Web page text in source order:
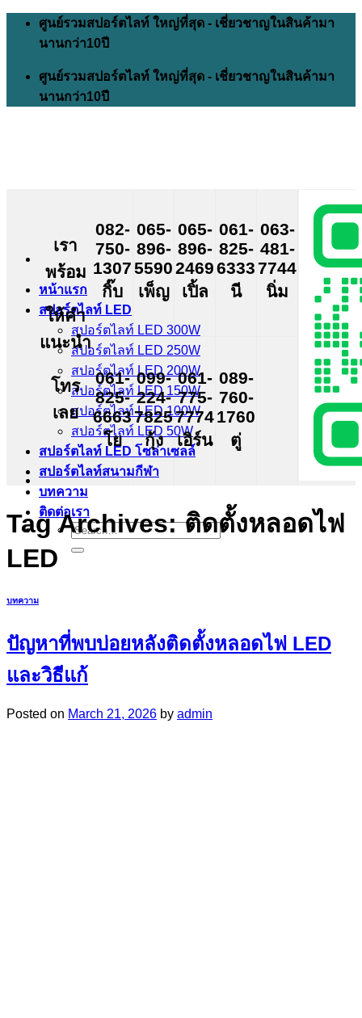
Skip
content
ศูนย์รวมสปอร์ตไลท์ ใหญ่ที่สุด - เชี่ยวชาญในสินค้ามา
นานกว่า10ปี
ศูนย์รวมสปอร์ตไลท์ ใหญ่ที่สุด - เชี่ยวชาญในสินค้ามา
นานกว่า10ปี
หน้าแรก
สปอร์ตไลท์ LED
สปอร์ตไลท์ LED 300W
สปอร์ตไลท์ LED 250W
สปอร์ตไลท์ LED 200W
สปอร์ตไลท์ LED 150W
สปอร์ตไลท์ LED 100W
สปอร์ตไลท์ LED 50W
สปอร์ตไลท์ LED โซล่าเซลล์
สปอร์ตไลท์สนามกีฬา
บทความ
ติดต่อเรา
Search
for:
เรา
พร้อม
ให้คำ
แนะนำ
โทร
เลย
082-
750-
1307
กิ๊บ
065-
896-
5590
เพ็ญ
065-
896-
2469
เปิ้ล
061-
825-
6333
นี
063-
481-
7744
นิ่ม
061-
825-
6663
โย
099-
224-
7825
กุ้ง
061-
775-
7774
เอิร์น
089-
760-
1760
ตู่
Tag Archives:ติดตั้งหลอดไฟ
LED
บทความ
ปัญหาที่พบบ่อยหลังติดตั้งหลอดไฟ LED
และวิธีแก้
Posted on March 21, 2026 by admin